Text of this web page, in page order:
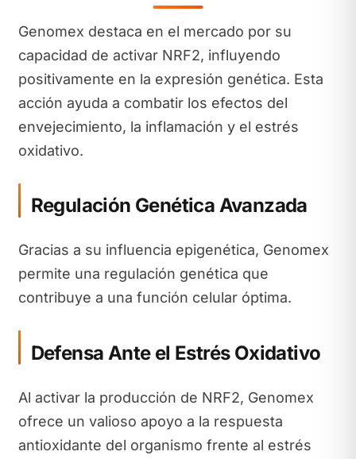
Genomex destaca en el mercado por su
capacidad de activar NRF2, influyendo
positivamente en la expresión genética. Esta
acción ayuda a combatir los efectos del
envejecimiento, la inflamación y el estrés
oxidativo.
Regulación Genética Avanzada
Gracias a su influencia epigenética, Genomex
permite una regulación genética que
contribuye a una función celular óptima.
Defensa Ante el Estrés Oxidativo
Al activar la producción de NRF2, Genomex
ofrece un valioso apoyo a la respuesta
antioxidante del organismo frente al estrés